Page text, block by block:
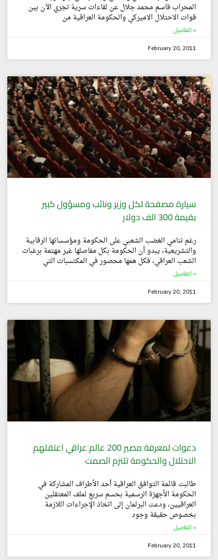
المحراب قاسم محمد جلال عن لقاءات سرية تجري الآن بين
قوات الاحتلال الاميركي والحكومة العراقية من
التفاصيل »
February 20, 2011
سيارة مصفحة لكل وزير ونائب ومسؤول كبير
بقيمة 300 الف دولار
رغم تنامي الغضب الشعبي على الحكومة ومؤسساتها الرقابية
والتشريعية، يبدو أن الحكومة بكل مفاصلها غير مهتمة برغبات
الشعب العراقي، فكل همها محصور في المكتسبات التي
التفاصيل »
February 20, 2011
دعوات لمعرفة مصير 200 عالم عراقي اعتقلهم
الاحتلال والحكومة تلتزم الصمت
طالبت قائمة التوافق العراقية أحد الأطراف المشاركة في
الحكومة الأجهزة الرسمية بحسم سريع لملف المعتقلين
العراقيين، ودعت البرلمان إلى اتخاذ الإجراءات اللازمة
بخصوص حقيقة وجود
التفاصيل »
February 20, 2011